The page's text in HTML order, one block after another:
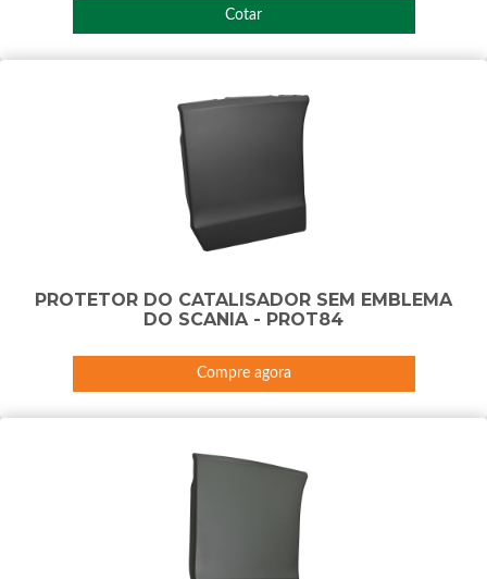
Cotar
PROTETOR DO CATALISADOR SEM EMBLEMA
DO SCANIA - PROT84
Compre agora